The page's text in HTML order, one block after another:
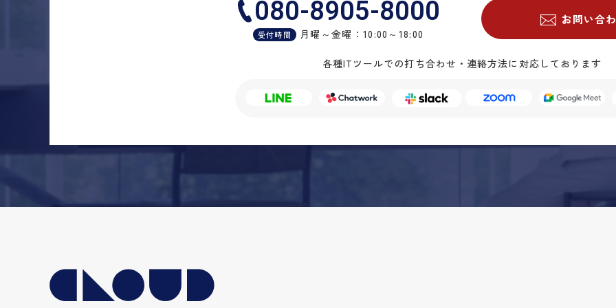
080-8905-8000
受付時間 月曜～金曜：10:00～18:00
お問い合
各種ITツールでの打ち合わせ・連絡方法に対応しております